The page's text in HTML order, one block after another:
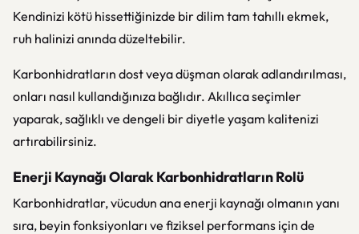
Kendinizi kötü hissettiğinizde bir dilim tam tahıllı ekmek,
ruh halinizi anında düzeltebilir.
Karbonhidratların dost veya düşman olarak adlandırılması,
onları nasıl kullandığınıza bağlıdır. Akıllıca seçimler
yaparak, sağlıklı ve dengeli bir diyetle yaşam kalitenizi
artırabilirsiniz.
Enerji Kaynağı Olarak Karbonhidratların Rolü
Karbonhidratlar, vücudun ana enerji kaynağı olmanın yanı
sıra, beyin fonksiyonları ve fiziksel performans için de